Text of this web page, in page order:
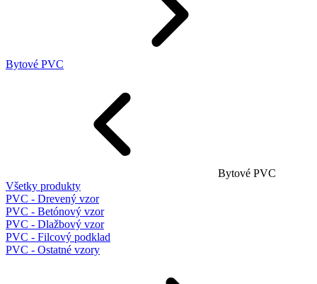
Bytové PVC
Bytové PVC
Všetky produkty
PVC - Drevený vzor
PVC - Betónový vzor
PVC - Dlažbový vzor
PVC - Filcový podklad
PVC - Ostatné vzory